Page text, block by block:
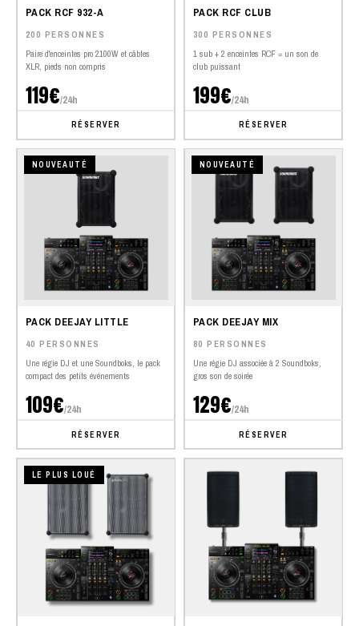
PACK RCF 932-A
200 PERSONNES
Paire d'enceintes pro 2100W et câbles
XLR, pieds non compris
119€/24h
RÉSERVER
PACK RCF CLUB
300 PERSONNES
1 sub + 2 enceintes RCF = un son de
club puissant
199€/24h
RÉSERVER
NOUVEAUTÉ
PACK DEEJAY LITTLE
40 PERSONNES
Une régie DJ et une Soundboks, le pack
compact des petits événements
109€/24h
RÉSERVER
NOUVEAUTÉ
PACK DEEJAY MIX
80 PERSONNES
Une régie DJ associée à 2 Soundboks,
gros son de soirée
129€/24h
RÉSERVER
LE PLUS LOUÉ